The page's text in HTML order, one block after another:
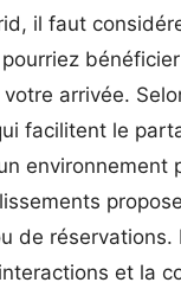
il faut
arrivée.
facilitent le
environnement
de réservations.
et la